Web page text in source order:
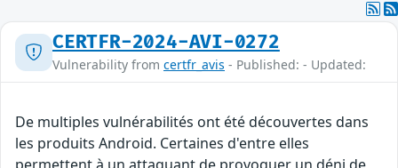
CERTFR-2024-AVI-0272
Vulnerability from certfr_avis - Published: - Updated:
De multiples vulnérabilités ont été découvertes dans
les produits Android. Certaines d'entre elles